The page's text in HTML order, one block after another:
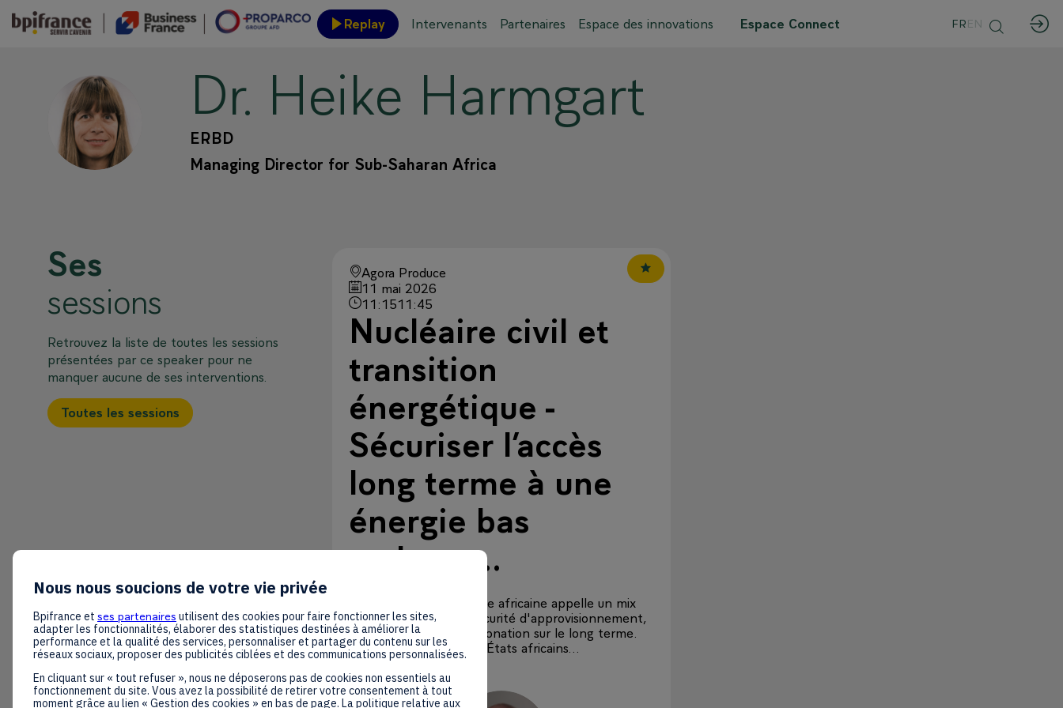
Replay Intervenants Partenaires Espace des innovations Espace Connect
Informations pratiques
FREN
DHH Dr. Heike Harmgart
ERBD
Managing Director for Sub-Saharan Africa
Ses
sessions
Retrouvez la liste de toutes les sessions
présentées par ce speaker pour ne
manquer aucune de ses interventions.
Toutes les sessions
Agora Produce
11 mai 2026
11:1511:45
Nucléaire civil et
transition
énergétique -
Sécuriser l’accès
long terme à une
énergie bas
carbone...
La transition énergétique africaine appelle un mix
équilibré, conjuguant sécurité d'approvisionnement,
compétitivité et décarbonation sur le long terme.
Un nombre croissant d'États africains...
Intervenant:
Nous nous soucions de votre vie privée
Bpifrance et ses partenaires utilisent des cookies pour faire fonctionner les sites,
adapter les fonctionnalités, élaborer des statistiques destinées à améliorer la
performance et la qualité des services, personnaliser et partager du contenu sur les
réseaux sociaux, proposer des publicités ciblées et des communications personnalisées.
En cliquant sur « tout refuser », nous ne déposerons pas de cookies non essentiels au
fonctionnement du site. Vous avez la possibilité de retirer votre consentement à tout
moment grâce au lien « Gestion des cookies » en bas de page. La politique relative aux